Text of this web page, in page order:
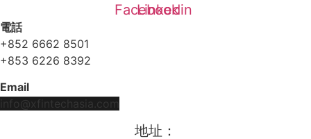
Facebook
Linkedin
電話
+852 6662 8501
+853 6226 8392
Email
info@xfintechasia.com
地址：